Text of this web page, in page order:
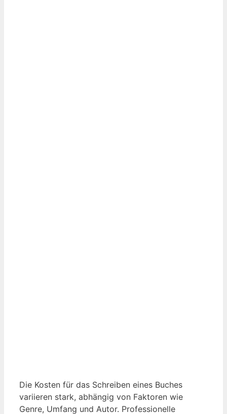
Die Kosten für das Schreiben eines Buches
variieren stark, abhängig von Faktoren wie
Genre, Umfang und Autor. Professionelle